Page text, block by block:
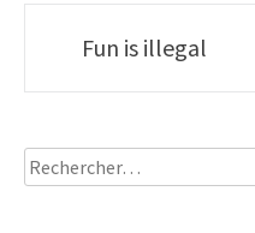
Poste
navigation
Fun is illegal
Rechercher :